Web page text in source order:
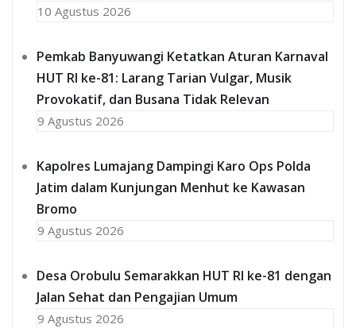
10 Agustus 2026
Pemkab Banyuwangi Ketatkan Aturan Karnaval
HUT RI ke-81: Larang Tarian Vulgar, Musik
Provokatif, dan Busana Tidak Relevan
9 Agustus 2026
Kapolres Lumajang Dampingi Karo Ops Polda
Jatim dalam Kunjungan Menhut ke Kawasan
Bromo
9 Agustus 2026
‎Desa Orobulu Semarakkan HUT RI ke-81 dengan
Jalan Sehat dan Pengajian Umum
9 Agustus 2026